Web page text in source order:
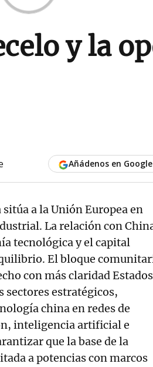
y la
Añádenos en Google
a la Unión Europea en
La relación con
tecnológica y el capital
El bloque
con más claridad Estados
sectores estratégicos,
china en redes de
inteligencia artificial e
que la base de la
a potencias con marcos